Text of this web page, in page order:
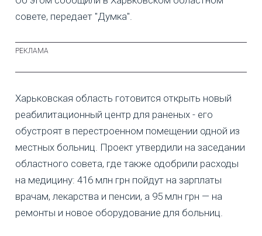
совете, передает "Думка".
Харьковская область готовится открыть новый
реабилитационный центр для раненых - его
обустроят в перестроенном помещении одной из
местных больниц. Проект утвердили на заседании
областного совета, где также одобрили расходы
на медицину: 416 млн грн пойдут на зарплаты
врачам, лекарства и пенсии, а 95 млн грн — на
ремонты и новое оборудование для больниц.